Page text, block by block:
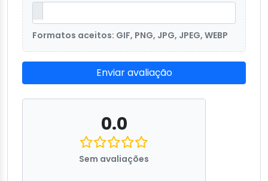
Formatos aceitos: GIF, PNG, JPG, JPEG, WEBP
Enviar avaliação
0.0
Sem avaliações